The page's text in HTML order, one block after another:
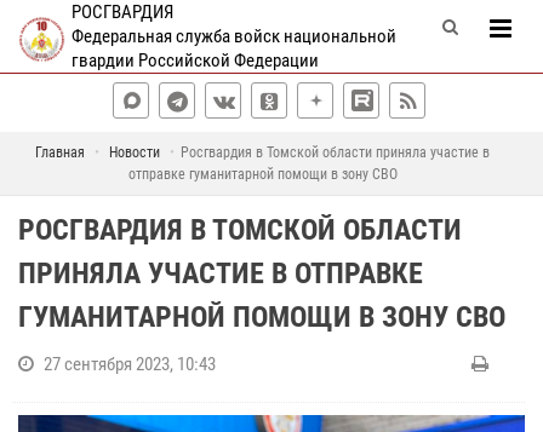
РОСГВАРДИЯ
Федеральная служба войск национальной
гвардии Российской Федерации
Главная Новости
Росгвардия в Томской области приняла участие в
отправке гуманитарной помощи в зону СВО
РОСГВАРДИЯ В ТОМСКОЙ ОБЛАСТИ
ПРИНЯЛА УЧАСТИЕ В ОТПРАВКЕ
ГУМАНИТАРНОЙ ПОМОЩИ В ЗОНУ СВО
27 сентября 2023, 10:43